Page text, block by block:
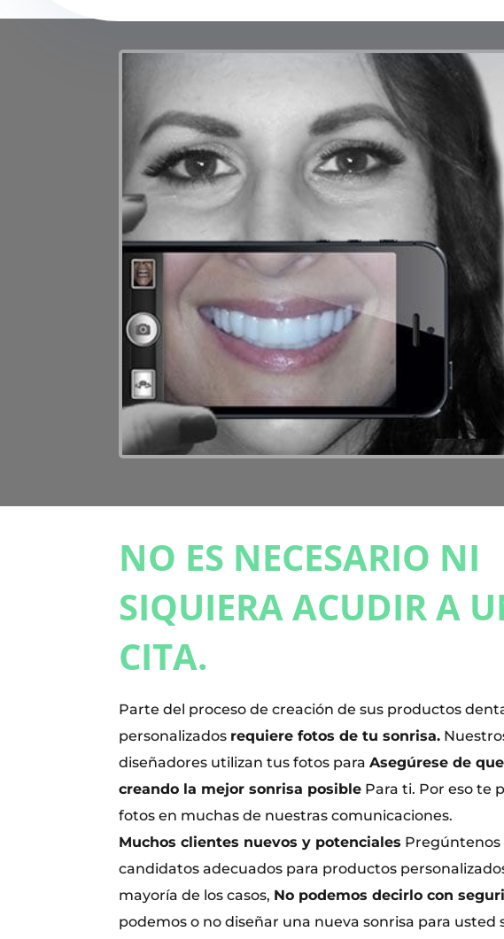
NO ES NECESARIO NI
SIQUIERA ACUDIR A
CITA.
Parte del proceso de creación de sus productos
personalizados requiere fotos de tu sonrisa.
diseñadores utilizan tus fotos paraAsegúrese de
creando la mejor sonrisa posible Para ti. Por eso te
fotos en muchas de nuestras comunicaciones.
Muchos clientes nuevos y potenciales Pregúntenos
candidatos adecuados para productos
mayoría de los casos, No podemos decirlo con
podemos o no diseñar una nueva sonrisa para usted